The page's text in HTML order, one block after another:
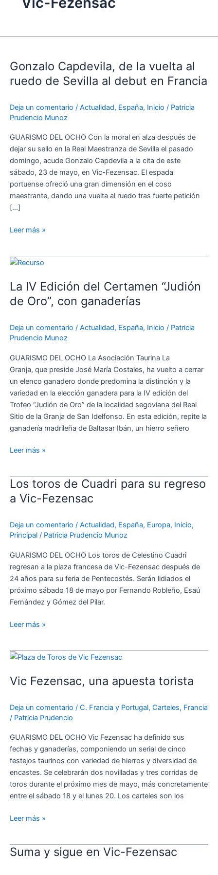
Gonzalo Capdevila, de la vuelta al
ruedo de Sevilla al debut en Francia
Deja un comentario / Actualidad, España, Inicio / Patricia
Prudencio Munoz
GUARISMO DEL OCHO Con la moral en alza después de
dejar su sello en la Real Maestranza de Sevilla el pasado
domingo, acude Gonzalo Capdevila a la cita de este
sábado, 23 de mayo, en Vic-Fezensac. El espada
portuense ofreció una gran dimensión en el coso
maestrante, dando una vuelta al ruedo tras fuerte petición
[…]
de
la
ruedo
Sevilla
al
debut
en
Francia
Leer más »
La IV Edición del Certamen “Judión
de Oro”, con ganaderías
Deja un comentario / Actualidad, España, Inicio / Patricia
Prudencio Munoz
GUARISMO DEL OCHO La Asociación Taurina La
Granja, que preside José María Costales, ha vuelto a cerrar
un elenco ganadero donde predomina la distinción y la
variedad en la elección ganadera para la IV edición del
Trofeo “Judión de Oro” de la localidad segoviana del Real
Sitio de la Granja de San Idelfonso. En esta edición, repite la
ganadería madrileña de Baltasar Ibán, un hierro señero
La
Edición
del
Certamen
de
Oro”,
con
ganaderías
Leer más »
Los toros de Cuadri para su regreso
a Vic-Fezensac
Deja un comentario / Actualidad, España, Europa, Inicio,
Principal / Patricia Prudencio Munoz
GUARISMO DEL OCHO Los toros de Celestino Cuadri
regresan a la plaza francesa de Vic-Fezensac después de
24 años para su feria de Pentecostés. Serán lidiados el
próximo sábado 18 de mayo por Fernando Robleño, Esaú
Fernández y Gómez del Pilar.
Los
toros
de
para
su
regreso
a
Vic-
Fezensac
Leer más »
Vic Fezensac, una apuesta torista
Deja un comentario / C. Francia y Portugal, Carteles, Francia
/ Patricia Prudencio
GUARISMO DEL OCHO Vic Fezensac ha definido sus
fechas y ganaderías, componiendo un serial de cinco
festejos taurinos con variedad de hierros y diversidad de
encastes. Se celebrarán dos novilladas y tres corridas de
toros durante el próximo mes de mayo, más concretamente
entre el sábado 18 y el lunes 20. Los carteles son los
Vic
una
torista
Leer más »
Suma y sigue en Vic-Fezensac
Suma